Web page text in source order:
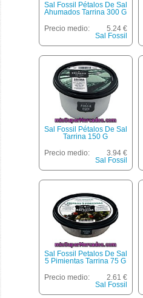
Sal Fossil Pétalos De Sal
Ahumados Tarrina 300 G
Precio medio:
5.24 €
Sal Fossil
Sal Fossil Pétalos De Sal
Tarrina 150 G
Precio medio:
3.94 €
Sal Fossil
Sal Fossil Petalos De Sal
5 Pimientas Tarrina 75 G
Precio medio:
2.61 €
Sal Fossil